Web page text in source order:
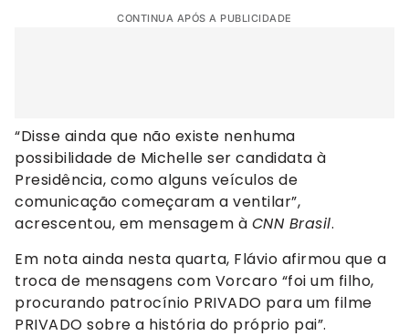
CONTINUA APÓS A PUBLICIDADE
“Disse ainda que não existe nenhuma
possibilidade de Michelle ser candidata à
Presidência, como alguns veículos de
comunicação começaram a ventilar”,
acrescentou, em mensagem à CNN Brasil.
Em nota ainda nesta quarta, Flávio afirmou que a
troca de mensagens com Vorcaro “foi um filho,
procurando patrocínio PRIVADO para um filme
PRIVADO sobre a história do próprio pai”.